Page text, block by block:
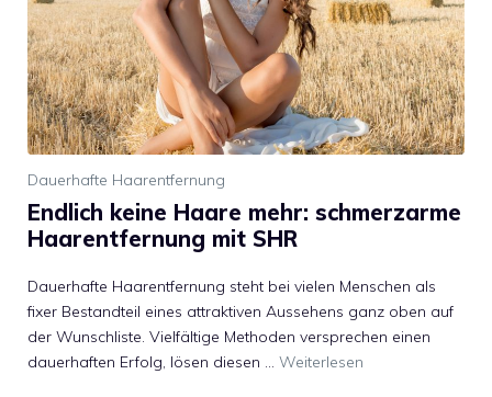
Dauerhafte Haarentfernung
Endlich keine Haare mehr: schmerzarme
Haarentfernung mit SHR
Dauerhafte Haarentfernung steht bei vielen Menschen als
fixer Bestandteil eines attraktiven Aussehens ganz oben auf
der Wunschliste. Vielfältige Methoden versprechen einen
dauerhaften Erfolg, lösen diesen … Weiterlesen